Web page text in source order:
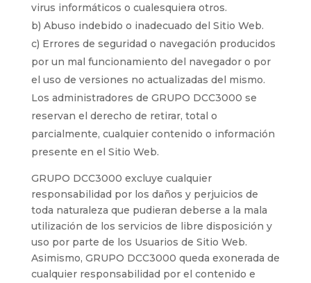
virus informáticos o cualesquiera otros.
b) Abuso indebido o inadecuado del Sitio Web.
c) Errores de seguridad o navegación producidos
por un mal funcionamiento del navegador o por
el uso de versiones no actualizadas del mismo.
Los administradores de GRUPO DCC3000 se
reservan el derecho de retirar, total o
parcialmente, cualquier contenido o información
presente en el Sitio Web.
GRUPO DCC3000 excluye cualquier
responsabilidad por los daños y perjuicios de
toda naturaleza que pudieran deberse a la mala
utilización de los servicios de libre disposición y
uso por parte de los Usuarios de Sitio Web.
Asimismo, GRUPO DCC3000 queda exonerada de
cualquier responsabilidad por el contenido e